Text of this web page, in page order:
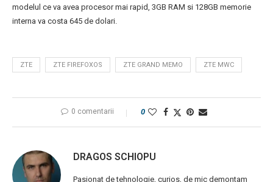
modelul ce va avea procesor mai rapid, 3GB RAM si 128GB memorie
interna va costa 645 de dolari.
ZTE ZTE FIREFOXOS ZTE GRAND MEMO ZTE MWC
0 comentarii 0
DRAGOS SCHIOPU
Pasionat de tehnologie, curios, de mic demontam